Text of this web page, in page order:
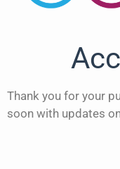
Thank you for your
soon with updates